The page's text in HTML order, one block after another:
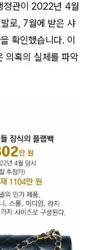
정관이 2022년 4월
로, 7월에 받은 샤
확인했습니다. 이
의혹의 실체를 파악